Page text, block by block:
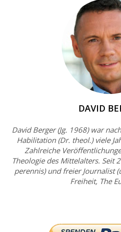
DAVID
David Berger (Jg. 1968) war
Habilitation (Dr. theol.) viele
Zahlreiche
Theologie des Mittelalters. Seit
perennis) und freier Journalist
Freiheit, The